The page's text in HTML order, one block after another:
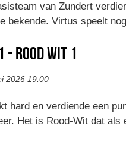
van Zundert
bekende. Virtus speelt
Rood Wit 1
2026 19:00
hard en verdiende een
Het is Rood-Wit dat